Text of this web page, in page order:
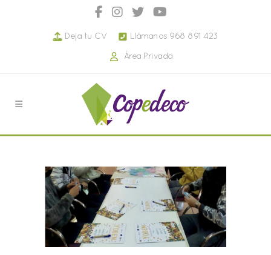
Deja tu CV Llámanos 968 891 423
Área Privada